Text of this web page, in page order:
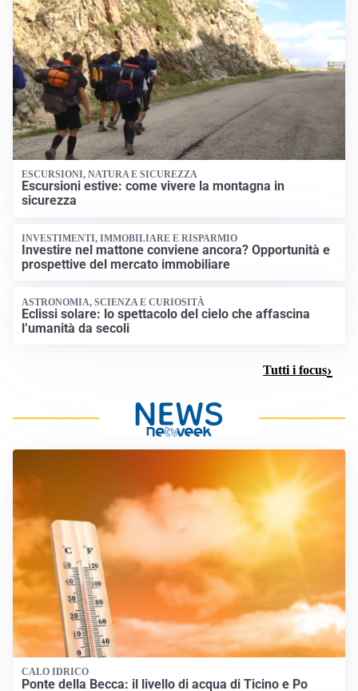
ESCURSIONI, NATURA E SICUREZZA
Escursioni estive: come vivere la montagna in
sicurezza
INVESTIMENTI, IMMOBILIARE E RISPARMIO
Investire nel mattone conviene ancora? Opportunità e
prospettive del mercato immobiliare
ASTRONOMIA, SCIENZA E CURIOSITÀ
Eclissi solare: lo spettacolo del cielo che affascina
l’umanità da secoli
Tutti i focus
CALO IDRICO
Ponte della Becca: il livello di acqua di Ticino e Po